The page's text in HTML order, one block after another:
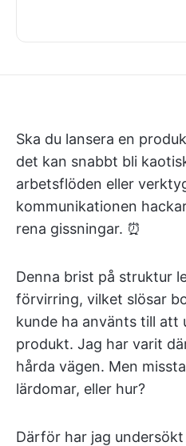
Ska du lansera en
det kan snabbt bli
arbetsflöden eller
kommunikationen
rena gissningar. ⏰
Denna brist på struktur
förvirring, vilket slösar
kunde ha använts till att
produkt. Jag har varit
hårda vägen. Men
lärdomar, eller hur?
Därför har jag